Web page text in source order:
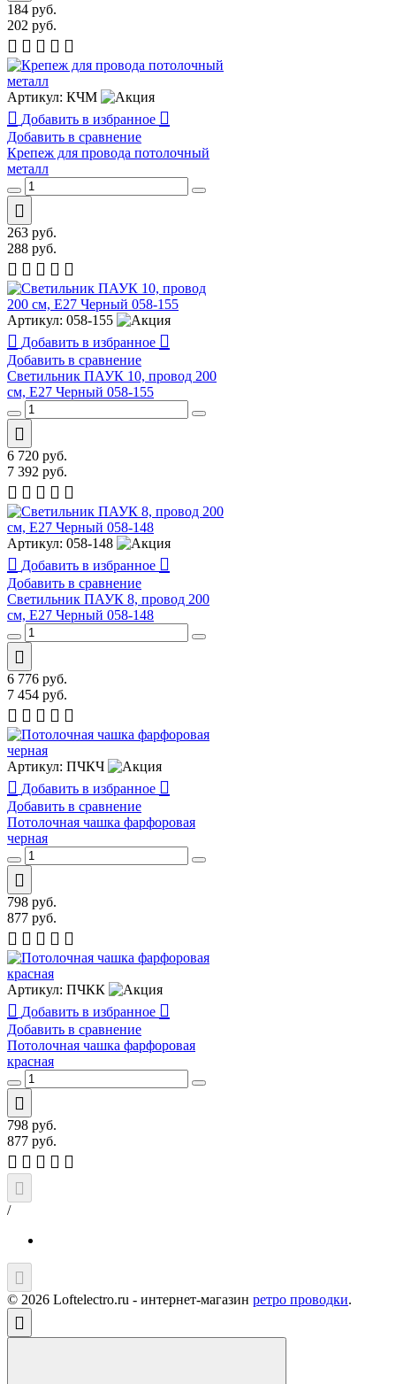
184 руб.
202 руб.
Артикул: КЧМ
Добавить в избранное
Добавить в сравнение
Крепеж для провода потолочный
металл
263 руб.
288 руб.
Артикул: 058-155
Добавить в избранное
Добавить в сравнение
Светильник ПАУК 10, провод 200
см, E27 Черный 058-155
6 720 руб.
7 392 руб.
Артикул: 058-148
Добавить в избранное
Добавить в сравнение
Светильник ПАУК 8, провод 200
см, E27 Черный 058-148
6 776 руб.
7 454 руб.
Артикул: ПЧКЧ
Добавить в избранное
Добавить в сравнение
Потолочная чашка фарфоровая
черная
798 руб.
877 руб.
Артикул: ПЧКК
Добавить в избранное
Добавить в сравнение
Потолочная чашка фарфоровая
красная
798 руб.
877 руб.
/
© 2026 Loftelectro.ru - интернет-магазин ретро проводки.